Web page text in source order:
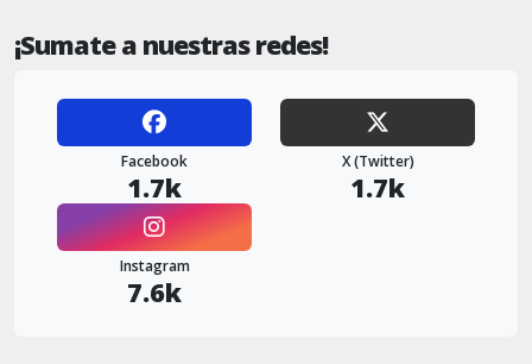
¡Sumate a nuestras redes!
Facebook
1.7k
X (Twitter)
1.7k
Instagram
7.6k